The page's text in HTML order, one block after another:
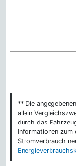
** Die
allein
durch das
Informationen zum
Stromverbrauch